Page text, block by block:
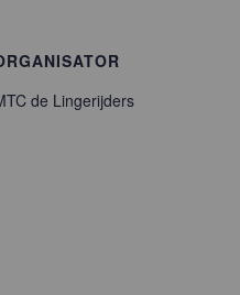
de Lingerijders